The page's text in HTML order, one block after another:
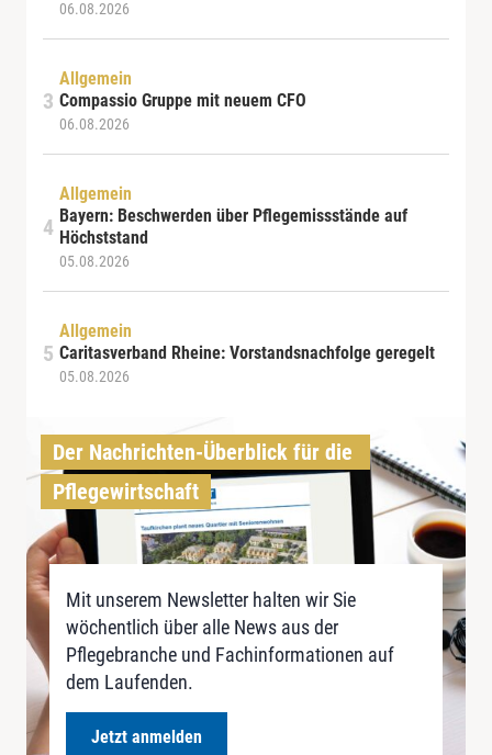
06.08.2026
Allgemein
Compassio Gruppe mit neuem CFO
06.08.2026
Allgemein
Bayern: Beschwerden über Pflegemissstände auf
Höchststand
05.08.2026
Allgemein
Caritasverband Rheine: Vorstandsnachfolge geregelt
05.08.2026
Der Nachrichten-Überblick für die
Pflegewirtschaft
Mit unserem Newsletter halten wir Sie
wöchentlich über alle News aus der
Pflegebranche und Fachinformationen auf
dem Laufenden.
Jetzt anmelden